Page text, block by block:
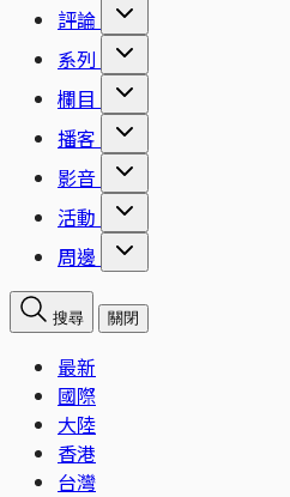
評論
系列
欄目
播客
影音
活動
周邊
搜尋 關閉
最新
國際
大陸
香港
台灣